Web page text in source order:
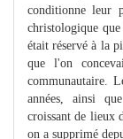
conditionne leur
christologique
était réservé à la
que l'on
communautaire.
années, ainsi
croissant de lieux
on a supprimé